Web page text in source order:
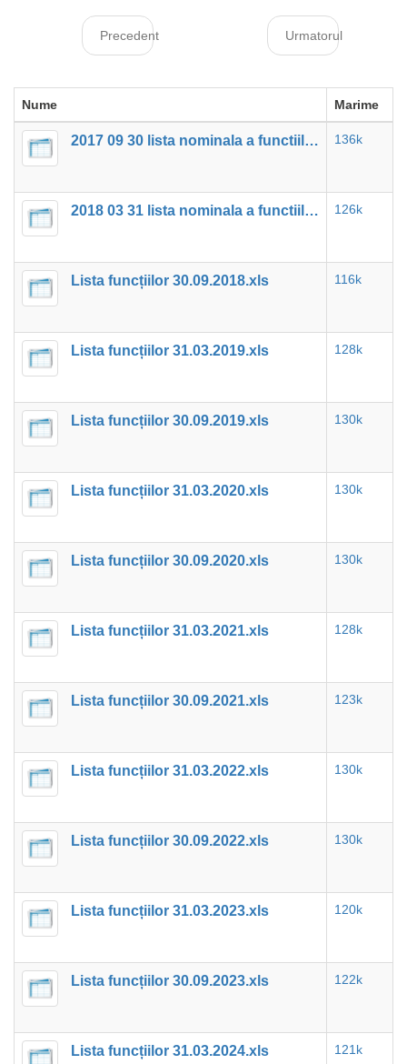
Precedent Urmatorul
Nume Marime
2017 09 30 lista nominala a functiilor.xls 136k
2018 03 31 lista nominala a functiilor.xls 126k
Lista funcțiilor 30.09.2018.xls 116k
Lista funcțiilor 31.03.2019.xls 128k
Lista funcțiilor 30.09.2019.xls 130k
Lista funcțiilor 31.03.2020.xls 130k
Lista funcțiilor 30.09.2020.xls 130k
Lista funcțiilor 31.03.2021.xls 128k
Lista funcțiilor 30.09.2021.xls 123k
Lista funcțiilor 31.03.2022.xls 130k
Lista funcțiilor 30.09.2022.xls 130k
Lista funcțiilor 31.03.2023.xls 120k
Lista funcțiilor 30.09.2023.xls 122k
Lista funcțiilor 31.03.2024.xls 121k